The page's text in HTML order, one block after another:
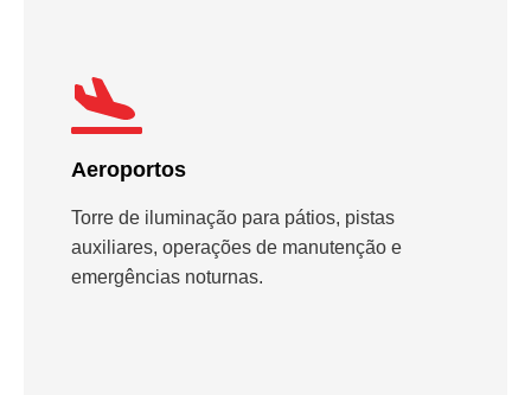
Aeroportos
Torre de iluminação para pátios, pistas
auxiliares, operações de manutenção e
emergências noturnas.